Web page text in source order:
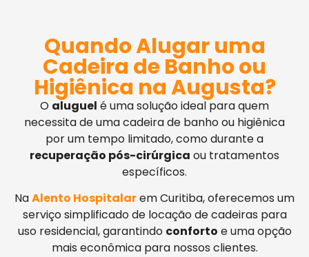
Quando Alugar uma
Cadeira de Banho ou
Higiênica na Augusta?
O aluguel é uma solução ideal para quem
necessita de uma cadeira de banho ou higiênica
por um tempo limitado, como durante a
recuperação pós-cirúrgica ou tratamentos
específicos.
NaAlento Hospitalarem Curitiba, oferecemos um
serviço simplificado de locação de cadeiras para
uso residencial, garantindo conforto e uma opção
mais econômica para nossos clientes.